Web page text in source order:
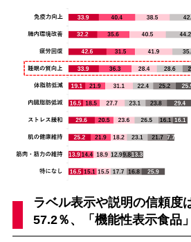
ラベル表示や説明の信頼度
57.2％、「機能性表示食品